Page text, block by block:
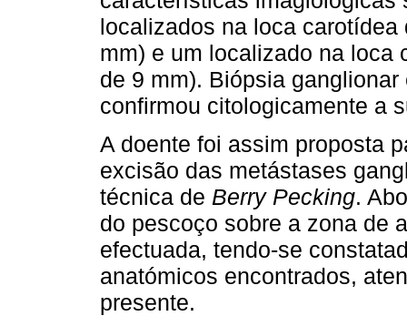
localizados na loca
mm) e um loca­lizado na loca
de 9 mm). Biópsia
confirmou citologicamente a
A doente foi assim proposta
excisão das metástases
técnica de Berry Pecking.
do pescoço sobre a zona de
efectuada, tendo-se
anatómicos encontrados,
presente.